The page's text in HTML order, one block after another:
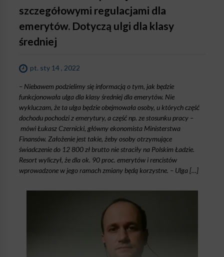
szczegółowymi regulacjami dla
emerytów. Dotyczą ulgi dla klasy
średniej
pt. sty 14 , 2022
– Niebawem podzielimy się informacją o tym, jak będzie
funkcjonowała ulga dla klasy średniej dla emerytów. Nie
wykluczam, że ta ulga będzie obejmowała osoby, u których część
dochodu pochodzi z emerytury, a część np. ze stosunku pracy –
mówi Łukasz Czernicki, główny ekonomista Ministerstwa
Finansów. Założenie jest takie, żeby osoby otrzymujące
świadczenie do 12 800 zł brutto nie straciły na Polskim Ładzie.
Resort wyliczył, że dla ok. 90 proc. emerytów i rencistów
wprowadzone w jego ramach zmiany będą korzystne. – Ulga […]